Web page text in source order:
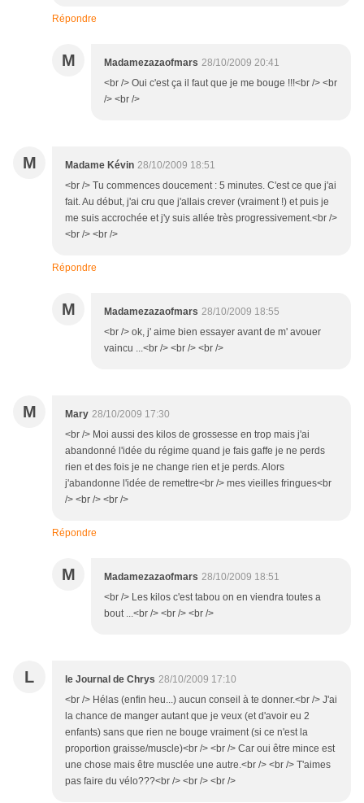
Répondre
M Madamezazaofmars 28/10/2009 20:41
<br /> Oui c'est ça il faut que je me bouge !!!<br /> <br
/> <br />
M Madame Kévin 28/10/2009 18:51
<br /> Tu commences doucement : 5 minutes. C'est ce que j'ai
fait. Au début, j'ai cru que j'allais crever (vraiment !) et puis je
me suis accrochée et j'y suis allée très progressivement.<br />
<br /> <br />
Répondre
M Madamezazaofmars 28/10/2009 18:55
<br /> ok, j' aime bien essayer avant de m' avouer
vaincu ...<br /> <br /> <br />
M Mary 28/10/2009 17:30
<br /> Moi aussi des kilos de grossesse en trop mais j'ai
abandonné l'idée du régime quand je fais gaffe je ne perds
rien et des fois je ne change rien et je perds. Alors
j'abandonne l'idée de remettre<br /> mes vieilles fringues<br
/> <br /> <br />
Répondre
M Madamezazaofmars 28/10/2009 18:51
<br /> Les kilos c'est tabou on en viendra toutes a
bout ...<br /> <br /> <br />
L le Journal de Chrys 28/10/2009 17:10
<br /> Hélas (enfin heu...) aucun conseil à te donner.<br /> J'ai
la chance de manger autant que je veux (et d'avoir eu 2
enfants) sans que rien ne bouge vraiment (si ce n'est la
proportion graisse/muscle)<br /> <br /> Car oui être mince est
une chose mais être musclée une autre.<br /> <br /> T'aimes
pas faire du vélo???<br /> <br /> <br />